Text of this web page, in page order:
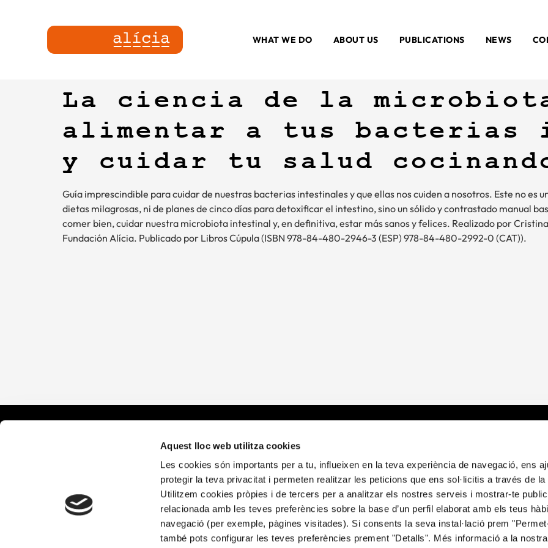
Aquest lloc web utilitza cookies
Les cookies són importants per a tu, influeixen en la teva experiència de navegació, ens
protegir la teva privacitat i permeten realitzar les peticions que ens sol·licitis a través de la
Utilitzem cookies pròpies i de tercers per a analitzar els nostres serveis i mostrar-te
relacionada amb les teves preferències sobre la base d’un perfil elaborat amb els teus
navegació (per exemple, pàgines visitades). Si consents la seva instal·lació prem
també pots configurar les teves preferències prement "Detalls". Més informació a la nostra
WHAT WE DO ABOUT US PUBLICATIONS NEWS
La ciencia de la
alimentar a tus bacterias
y cuidar tu salud
Guía imprescindible para cuidar de nuestras bacterias intestinales y que ellas nos cuiden a nosotros. Este no es
dietas milagrosas, ni de planes de cinco días para detoxificar el intestino, sino un sólido y contrastado manual
comer bien, cuidar nuestra microbiota intestinal y, en definitiva, estar más sanos y felices. Realizado por
Fundación Alícia. Publicado por Libros Cúpula (ISBN 978-84-480-2946-3 (ESP) 978-84-480-2992-0 (CAT)).
What We Do
Alícia Health
Alícia Territory
Who We Are
Publications
News
Contact us